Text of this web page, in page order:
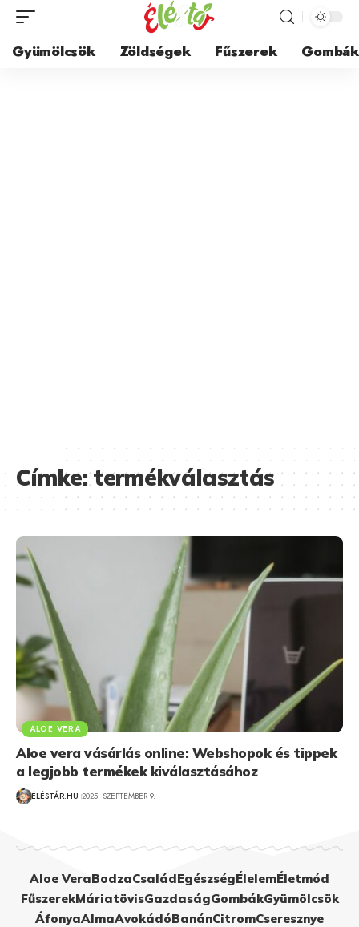
Gyümölcsök Zöldségek Fűszerek Gombák
Címke:termékválasztás
ALOE VERA
Aloe vera vásárlás online: Webshopok és tippek
a legjobb termékek kiválasztásához
ÉLÉSTÁR.HU 2025. SZEPTEMBER 9.
Aloe VeraBodzaCsaládEgészségÉlelemÉletmód
FűszerekMáriatövisGazdaságGombákGyümölcsök
ÁfonyaAlmaAvokádóBanánCitromCseresznye